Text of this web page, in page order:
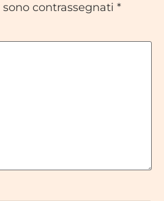
contrassegnati *